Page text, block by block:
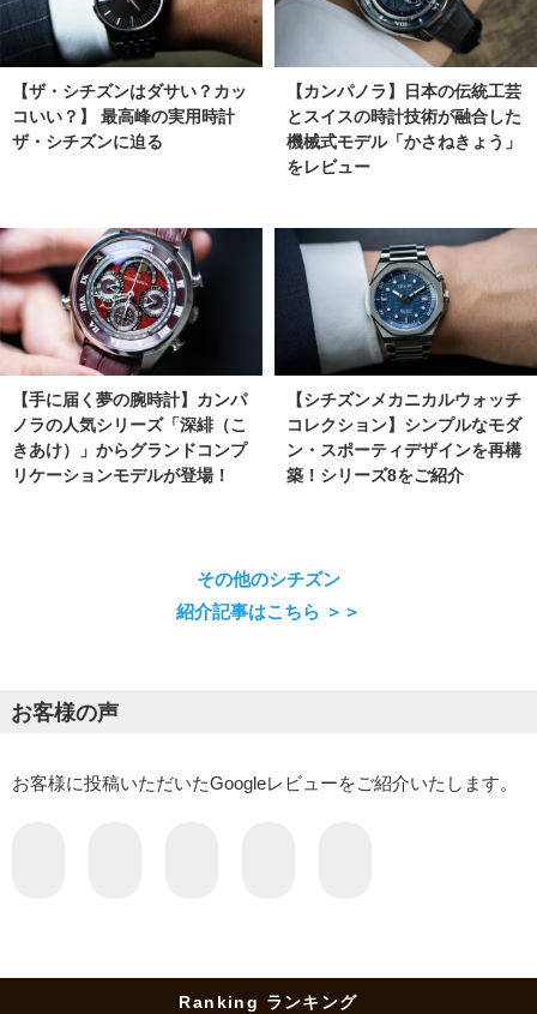
【ザ・シチズンはダサい？カッ
コいい？】 最高峰の実用時計
ザ・シチズンに迫る
【カンパノラ】日本の伝統工芸
とスイスの時計技術が融合した
機械式モデル「かさねきょう」
をレビュー
【手に届く夢の腕時計】カンパ
ノラの人気シリーズ「深緋（こ
きあけ）」からグランドコンプ
リケーションモデルが登場！
【シチズンメカニカルウォッチ
コレクション】シンプルなモダ
ン・スポーティデザインを再構
築！シリーズ8をご紹介
その他のシチズン
紹介記事はこちら ＞＞
お客様の声
お客様に投稿いただいたGoogleレビューをご紹介いたします。
Ranking ランキング